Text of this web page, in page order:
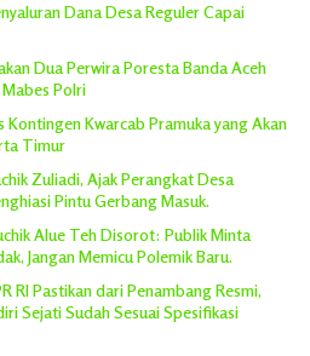
Dana Desa Reguler Capai
Dua Perwira Poresta Banda Aceh
Polri
Kwarcab Pramuka yang Akan
Timur
Zuliadi, Ajak Perangkat Desa
Pintu Gerbang Masuk.
Alue Teh Disorot: Publik Minta
Jangan Memicu Polemik Baru.
RI Pastikan dari Penambang Resmi,
Sejati Sudah Sesuai Spesifikasi